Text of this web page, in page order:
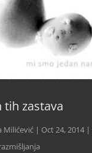
tih zastava
Milićević | Oct 24, 2014 |